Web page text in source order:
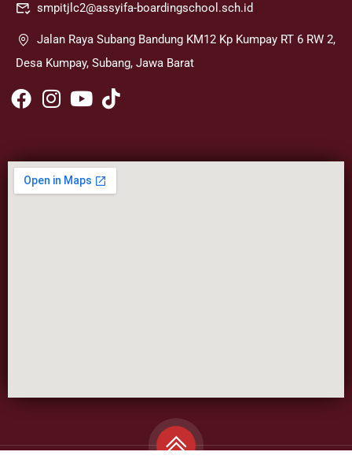
smpitjlc2@assyifa-boardingschool.sch.id
Jalan Raya Subang Bandung KM12 Kp Kumpay RT 6 RW 2,
Desa Kumpay, Subang, Jawa Barat